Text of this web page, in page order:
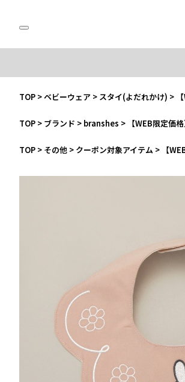
TOP >ベビーウェア > スタイ(よだれかけ) >
TOP > ブランド > branshes > 【WEB限定価
TOP > その他 > クーポン対象アイテム > 【